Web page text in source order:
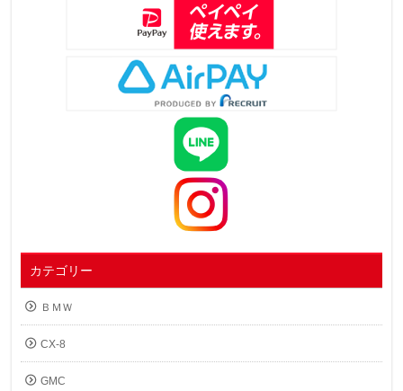
カテゴリー
ＢＭＷ
CX-8
GMC